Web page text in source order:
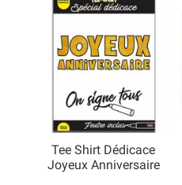
Tee Shirt Dédicace
Joyeux Anniversaire